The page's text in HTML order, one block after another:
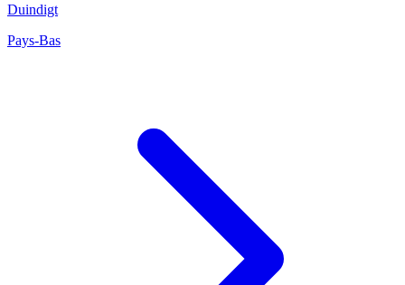
Duindigt
Pays-Bas